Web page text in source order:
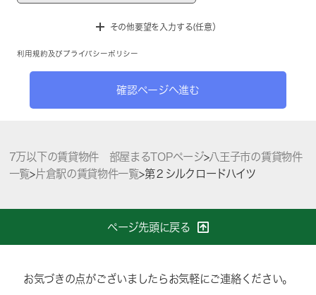
その他要望を入力する(任意）
利用規約 及び プライバシーポリシー
確認ページへ進む
7万以下の賃貸物件 部屋まるTOPページ>八王子市の賃貸物件
一覧>片倉駅の賃貸物件一覧>第２シルクロードハイツ
ページ先頭に戻る
お気づきの点がございましたらお気軽にご連絡ください。